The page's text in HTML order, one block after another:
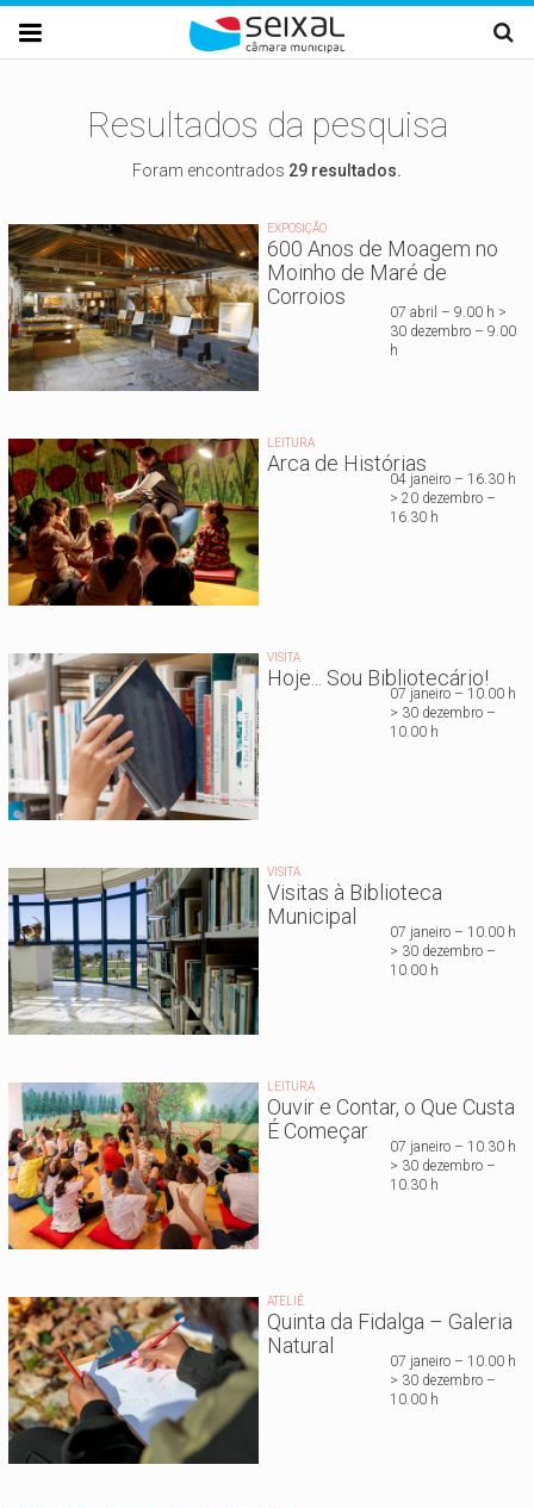
Passar para o conteúdo principal

Resultados da pesquisa
Foram encontrados 29 resultados.
EXPOSIÇÃO
600 Anos de Moagem no
Moinho de Maré de
Corroios
07 abril – 9.00 h >
30 dezembro – 9.00
h
LEITURA
Arca de Histórias
04 janeiro – 16.30 h
> 20 dezembro –
16.30 h
VISITA
Hoje... Sou Bibliotecário!
07 janeiro – 10.00 h
> 30 dezembro –
10.00 h
VISITA
Visitas à Biblioteca
Municipal
07 janeiro – 10.00 h
> 30 dezembro –
10.00 h
LEITURA
Ouvir e Contar, o Que Custa
É Começar
07 janeiro – 10.30 h
> 30 dezembro –
10.30 h
ATELIÊ
Quinta da Fidalga – Galeria
Natural
07 janeiro – 10.00 h
> 30 dezembro –
10.00 h